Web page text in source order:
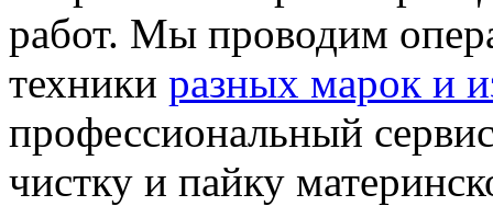
работ. Мы проводим
техники разных марок и
профессиональный
чистку и пайку